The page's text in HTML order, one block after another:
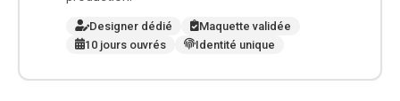
Designer dédié
Maquette validée
10 jours ouvrés
Identité unique